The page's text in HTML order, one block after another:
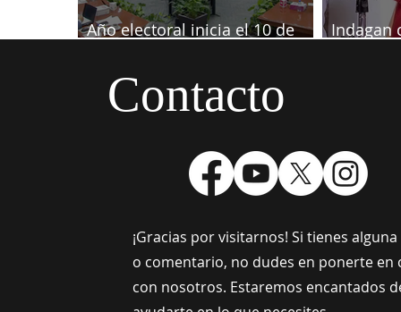
Año electoral inicia el 10 de
Indagan
Contacto
¡Gracias por visitarnos! Si tienes
o comentario, no dudes en ponerte en
con nosotros. Estaremos encantados